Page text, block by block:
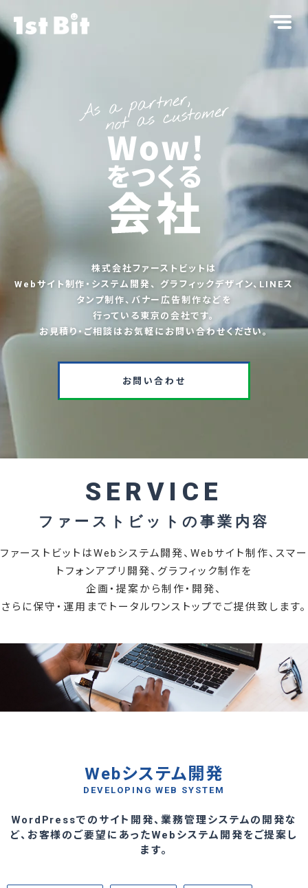
株式会社ファーストビットは
Webサイト制作・システム開発、
グラフィックデザイン、LINEス
タンプ制作、バナー広告制作などを
行っている東京の会社です。
お見積り・ご相談はお気軽にお問い合わせください。
お問い合わせ
SERVICE
ファーストビットの事業内容
ファーストビットはWebシステム開発、Webサイト制作、スマー
トフォンアプリ開発、グラフィック制作を
企画・提案から制作・開発、
さらに保守・運用までトータルワンストップでご提供致します。
Webシステム開発
DEVELOPING WEB SYSTEM
WordPressでのサイト開発、業務管理システムの開発な
ど、お客様のご要望にあったWebシステム開発をご提案し
ます。